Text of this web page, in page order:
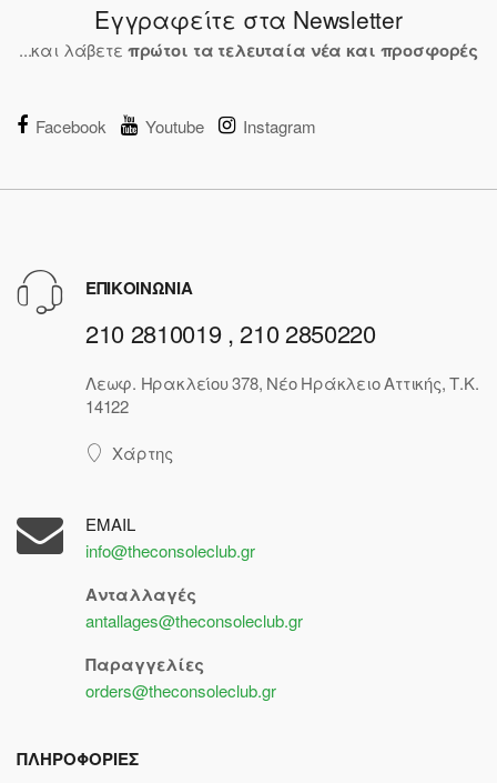
Εγγραφείτε στα Newsletter
...και λάβετε πρώτοι τα τελευταία νέα και προσφορές
Facebook Youtube Instagram
ΕΠΙΚΟΙΝΩΝΙΑ
210 2810019 , 210 2850220
Λεωφ. Ηρακλείου 378, Νέο Ηράκλειο Αττικής, Τ.Κ.
14122
Χάρτης
EMAIL
info@theconsoleclub.gr
Ανταλλαγές
antallages@theconsoleclub.gr
Παραγγελίες
orders@theconsoleclub.gr
ΠΛΗΡΟΦΟΡΙΕΣ